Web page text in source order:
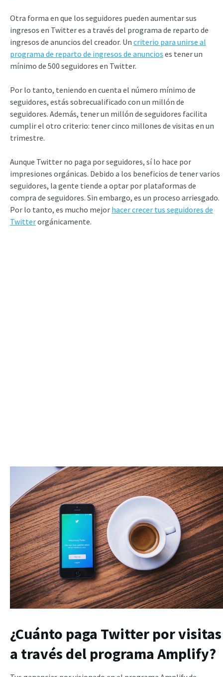
Otra forma en que los seguidores pueden aumentar sus
ingresos en Twitter es a través del programa de reparto de
ingresos de anuncios del creador. Un criterio para unirse al
programa de reparto de ingresos de anuncios es tener un
mínimo de 500 seguidores en Twitter.
Por lo tanto, teniendo en cuenta el número mínimo de
seguidores, estás sobrecualificado con un millón de
seguidores. Además, tener un millón de seguidores facilita
cumplir el otro criterio: tener cinco millones de visitas en un
trimestre.
Aunque Twitter no paga por seguidores, sí lo hace por
impresiones orgánicas. Debido a los beneficios de tener varios
seguidores, la gente tiende a optar por plataformas de
compra de seguidores. Sin embargo, es un proceso arriesgado.
Por lo tanto, es mucho mejor hacer crecer tus seguidores de
Twitterorgánicamente.
¿Cuánto paga Twitter por visitas
a través del programa Amplify?